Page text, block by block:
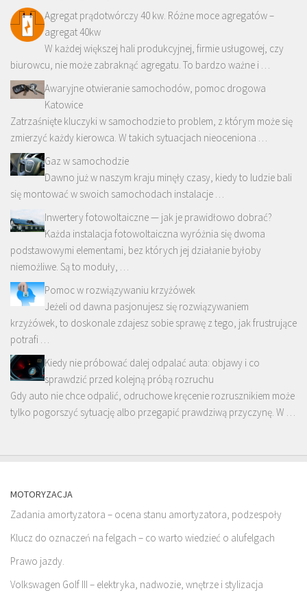
Agregat prądotwórczy 40 kw. Różne moce agregatów –
agregat 40kw
W każdej większej hali produkcyjnej, firmie usługowej, czy
biurowcu, nie może zabraknąć agregatu. To bardzo ważne i …
Awaryjne otwieranie samochodów, pomoc drogowa
Katowice
Zatrzaśnięte kluczyki w samochodzie to problem, z którym może się
zmierzyć każdy kierowca. W takich sytuacjach nieoceniona …
Gaz w samochodzie
Dawno już w naszym kraju minęły czasy, kiedy to ludzie bali
się montować w swoich samochodach instalacje …
Inwertery fotowoltaiczne — jak je prawidłowo dobrać?
Każda instalacja fotowoltaiczna wyróżnia się dwoma
podstawowymi elementami, bez których jej działanie byłoby
niemożliwe. Są to moduły, …
Pomoc w rozwiązywaniu krzyżówek
Jeżeli od dawna pasjonujesz się rozwiązywaniem
krzyżówek, to doskonale zdajesz sobie sprawę z tego, jak frustrujące
potrafi …
Kiedy nie próbować dalej odpalać auta: objawy i co
sprawdzić przed kolejną próbą rozruchu
Gdy auto nie chce odpalić, odruchowe kręcenie rozrusznikiem może
tylko pogorszyć sytuację albo przegapić prawdziwą przyczynę. W …
MOTORYZACJA
Zadania amortyzatora – ocena stanu amortyzatora, podzespoły
Klucz do oznaczeń na felgach – co warto wiedzieć o alufelgach
Prawo jazdy.
Volkswagen Golf III – elektryka, nadwozie, wnętrze i stylizacja